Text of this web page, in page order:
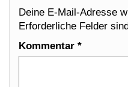
Deine E-Mail-Adresse
Erforderliche Felder
Kommentar *